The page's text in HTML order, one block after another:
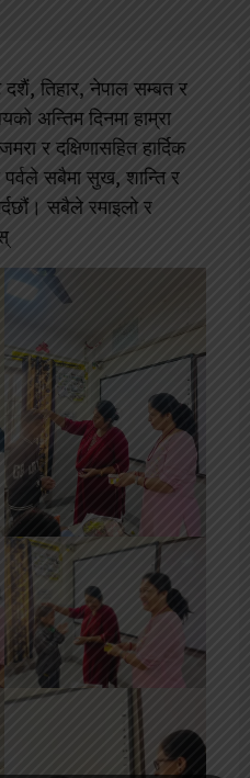
दशैं, तिहार, नेपाल सम्बत र
अन्तिम दिनमा हाम्रा
र दक्षिणासहित हार्दिक
सबैमा सुख, शान्ति र
सबैले रमाइलो र